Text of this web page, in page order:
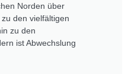
Norden über
den vielfältigen
zu den
ist Abwechslung